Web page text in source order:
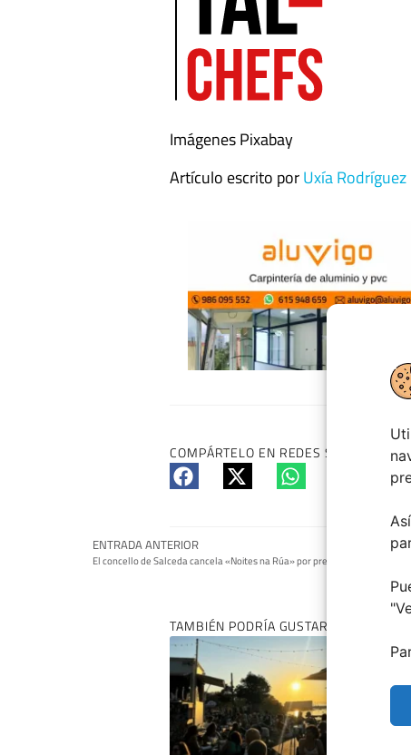
"
Imágenes Pixabay
Artículo escrito porUxía Rodríguez
COMPÁRTELO EN REDES SI TE HA
ENTRADA ANTERIOR
El concello de Salceda cancela «Noites na Rúa» por prevención
TAMBIÉN PODRÍA GUSTARTE: